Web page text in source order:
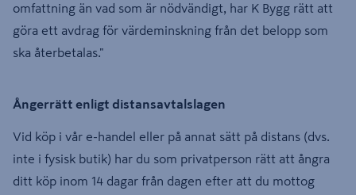
omfattning än vad som är nödvändigt, har K Bygg rätt att
göra ett avdrag för värdeminskning från det belopp som
ska återbetalas."
Ångerrätt enligt distansavtalslagen
Vid köp i vår e-handel eller på annat sätt på distans (dvs.
inte i fysisk butik) har du som privatperson rätt att ångra
ditt köp inom 14 dagar från dagen efter att du mottog